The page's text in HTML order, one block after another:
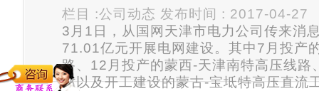
栏目 :公司动态 发布时间 : 2017-04-27
3月1日，从国网天津市电力公司传来消
71.01亿元开展电网建设。其中7月投产
路、12月投产的蒙西-天津南特高压线路
站以及开工建设的蒙古-宝坻特高压直流